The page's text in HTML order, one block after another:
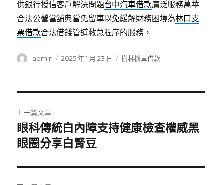
供銀行授信客戶解決問題台中汽車借款廣泛服務萬華
合法公營當舖典當免留車以免緩解財務困境為林口支
票借款合法借錢管道救急程序的服務，
作
admin
發
2025 年 1 月 23 日
分
樹林機車借款
章
導
覽
上一篇文章
上
一
文
章:
眼科傳統白內障支持健康檢查權威黑
眼圈分享白腎豆